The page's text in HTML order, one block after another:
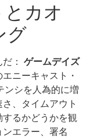
カオ
グ
： ゲームデイズ
ニーキャスト・
ンシを人為的に増
、タイムアウト
るかどうかを観
エラー、署名